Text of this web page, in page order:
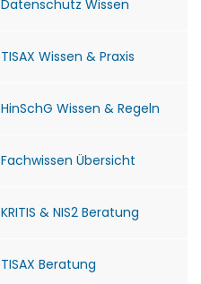
Datenschutz Wissen
TISAX Wissen & Praxis
HinSchG Wissen & Regeln
Fachwissen Übersicht
KRITIS & NIS2 Beratung
TISAX Beratung